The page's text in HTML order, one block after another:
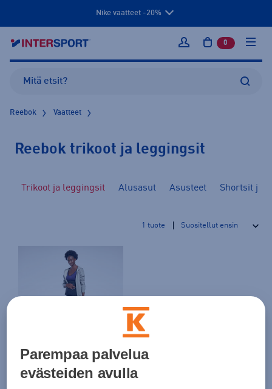
Nike vaatteet -20%
Kirjaudu sisään
0 tuotetta
Reebok Vaatteet
Reebok trikoot ja leggingsit
Trikoot ja leggingsit Alusasut Asusteet Shortsit ja
1 tuote
Reebok
(1)
Parempaa palvelua
evästeiden avulla